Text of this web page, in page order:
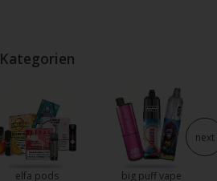
Kategorien
elfa pods big puff vape
next